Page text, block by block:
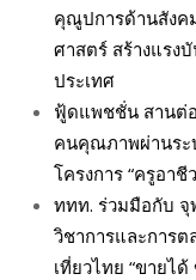
คุณูปการด้านสังค
ศาสตร์ สร้างแรง
ประเทศ
ฟู้ดแพชชั่น สานต่อ
คนคุณภาพผ่านระ
โครงการ “ครูอาชี
ททท. ร่วมมือกับ
วิชาการและการ
เที่ยวไทย “ขายไ